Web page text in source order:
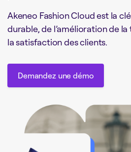
Akeneo Fashion Cloud est la
durable, de l’amélioration de
la satisfaction des clients.
Demandez une démo